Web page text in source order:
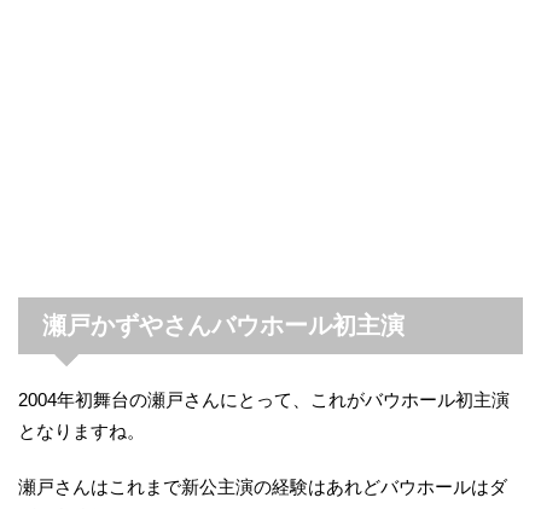
瀬戸かずやさんバウホール初主演
2004年初舞台の瀬戸さんにとって、これがバウホール初主演
となりますね。
瀬戸さんはこれまで新公主演の経験はあれどバウホールはダ